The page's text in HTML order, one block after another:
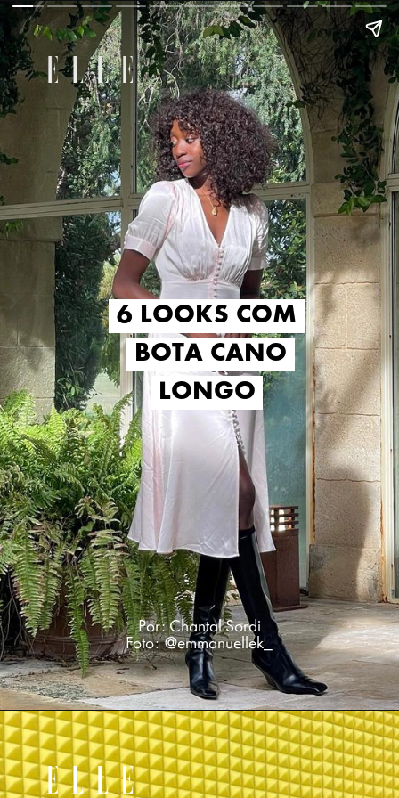
6 LOOKS COM
BOTA CANO
LONGO
6 LOOKS COM
BOTA CANO
LONGO
Por: Chantal Sordi
Foto: @emmanuellek_